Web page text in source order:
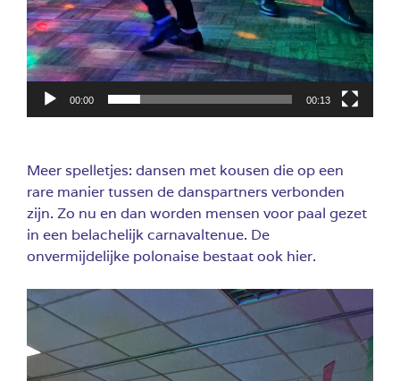
00:00 00:13
Meer spelletjes: dansen met kousen die op een
rare manier tussen de danspartners verbonden
zijn. Zo nu en dan worden mensen voor paal gezet
in een belachelijk carnavaltenue. De
onvermijdelijke polonaise bestaat ook hier.
Videospeler